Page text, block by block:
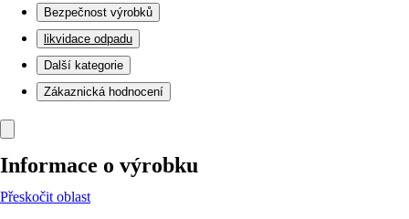
Bezpečnost výrobků
likvidace odpadu
Další kategorie
Zákaznická hodnocení
Informace o výrobku
Přeskočit oblast